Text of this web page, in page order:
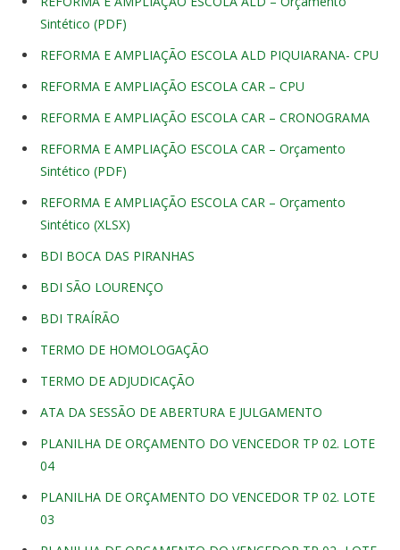
Sintético (PDF)
REFORMA E AMPLIAÇÃO ESCOLA ALD PIQUIARANA- CPU
REFORMA E AMPLIAÇÃO ESCOLA CAR – CPU
REFORMA E AMPLIAÇÃO ESCOLA CAR – CRONOGRAMA
REFORMA E AMPLIAÇÃO ESCOLA CAR – Orçamento
Sintético (PDF)
REFORMA E AMPLIAÇÃO ESCOLA CAR – Orçamento
Sintético (XLSX)
BDI BOCA DAS PIRANHAS
BDI SÃO LOURENÇO
BDI TRAÍRÃO
TERMO DE HOMOLOGAÇÃO
TERMO DE ADJUDICAÇÃO
ATA DA SESSÃO DE ABERTURA E JULGAMENTO
PLANILHA DE ORÇAMENTO DO VENCEDOR TP 02. LOTE
04
PLANILHA DE ORÇAMENTO DO VENCEDOR TP 02. LOTE
03